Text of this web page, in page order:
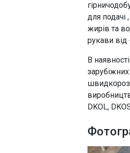
для подачі
жирів та
рукави від
В
DKOL,